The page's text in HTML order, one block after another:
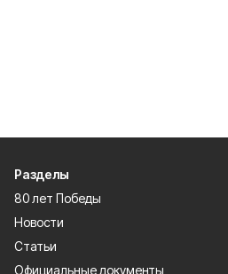
Разделы
80 лет Победы
Новости
Статьи
Официальные документы